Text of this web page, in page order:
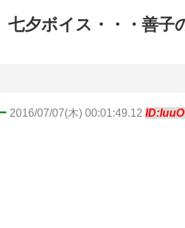
七夕ボイス・・・善子
2016/07/07(木) 00:01:49.12